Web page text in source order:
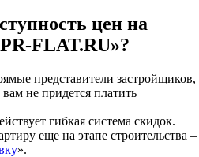
цен на
FLAT.RU»?
представители застройщиков,
не придется платить
гибкая система скидок.
еще на этапе строительства –
».